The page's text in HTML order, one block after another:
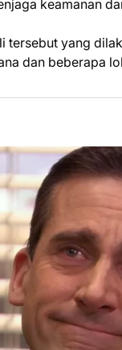
keamanan
tersebut yang
dan beberapa